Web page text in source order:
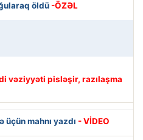
öldü -ÖZƏL
vəziyyəti pisləşir, razılaşma
mahnı yazdı - VİDEO